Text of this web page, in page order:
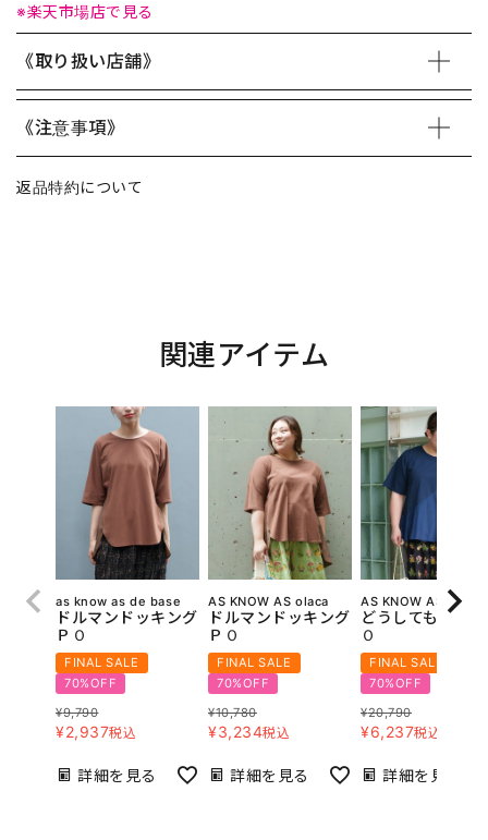
※楽天市場店で見る
《取り扱い店舗》
《注意事項》
返品特約について
関連アイテム
as know as de base
ドルマンドッキング
ＰＯ
FINAL SALE
70%OFF
¥9,790
¥2,937税込
詳細を見る
AS KNOW AS olaca
ドルマンドッキング
ＰＯ
FINAL SALE
70%OFF
¥10,780
¥3,234税込
詳細を見る
AS KNOW AS olaca
どうしてもｓｅ
Ｏ
FINAL SALE
70%OFF
¥20,790
¥6,237税込
詳細を見る